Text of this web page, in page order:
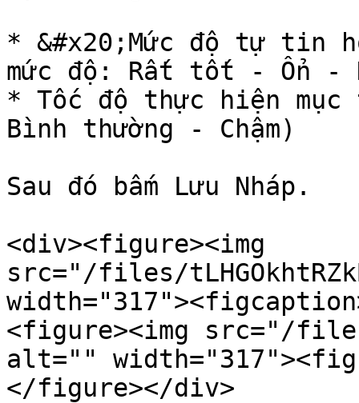
* &#x20;Mức độ tự tin
mức độ: Rất tốt - Ổn -
* Tốc độ thực hiện
Bình thường - Chậm)
Sau đó bấm Lưu Nháp.
<div><figure><img
src="/files/
<figure><img src="/files/
alt=""
</figure></div>